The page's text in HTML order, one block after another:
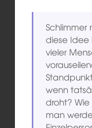
Schlimmer
diese Idee
vieler
wenn
droht?
man